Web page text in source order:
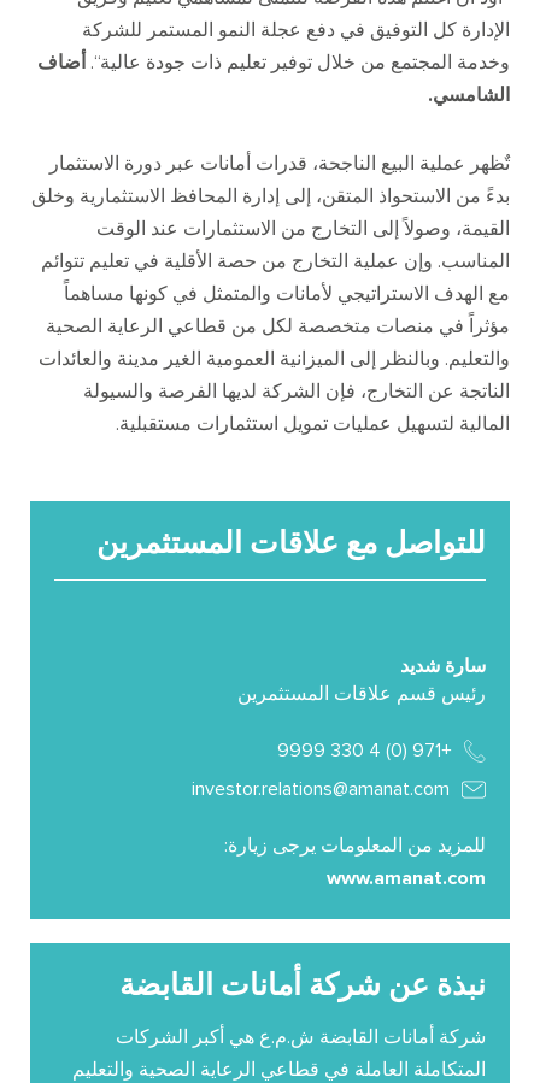
الإدارة كل التوفيق في دفع عجلة النمو المستمر للشركة
وخدمة المجتمع من خلال توفير تعليم ذات جودة عالية“. أضاف
الشامسي.
تٌظهر عملية البيع الناجحة، قدرات أمانات عبر دورة الاستثمار
بدءً من الاستحواذ المتقن، إلى إدارة المحافظ الاستثمارية وخلق
القيمة، وصولاً إلى التخارج من الاستثمارات عند الوقت
المناسب. وإن عملية التخارج من حصة الأقلية في تعليم تتوائم
مع الهدف الاستراتيجي لأمانات والمتمثل في كونها مساهماً
مؤثراً في منصات متخصصة لكل من قطاعي الرعاية الصحية
والتعليم. وبالنظر إلى الميزانية العمومية الغير مدينة والعائدات
الناتجة عن التخارج، فإن الشركة لديها الفرصة والسيولة
المالية لتسهيل عمليات تمويل استثمارات مستقبلية.
للتواصل مع علاقات المستثمرين
سارة شديد
رئيس قسم علاقات المستثمرين
+971 (0) 4 330 9999
investor.relations@amanat.com
للمزيد من المعلومات يرجى زيارة:
www.amanat.com
نبذة عن شركة أمانات القابضة
شركة أمانات القابضة ش.م.ع هي أكبر الشركات
المتكاملة العاملة في قطاعي الرعاية الصحية والتعليم